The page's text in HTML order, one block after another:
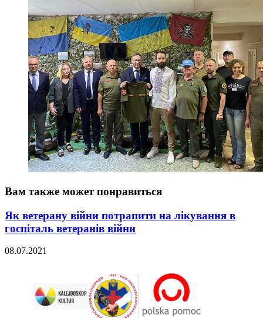
Вам также может понравиться
Як ветерану війни потрапити на лікування в
госпіталь ветеранів війни
08.07.2021